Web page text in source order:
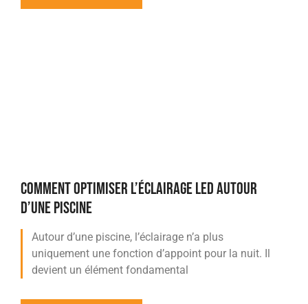
COMMENT OPTIMISER L’ÉCLAIRAGE LED AUTOUR
D’UNE PISCINE
Autour d’une piscine, l’éclairage n’a plus
uniquement une fonction d’appoint pour la nuit. Il
devient un élément fondamental